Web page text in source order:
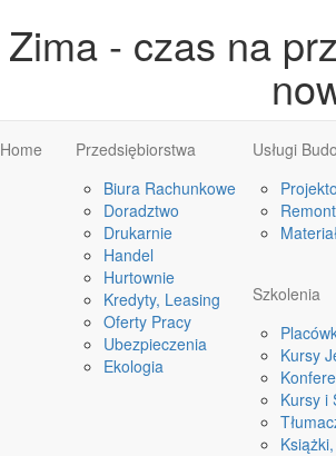
Zima - czas na
Home
Przedsiębiorstwa
Biura Rachunkowe
Doradztwo
Drukarnie
Handel
Hurtownie
Kredyty, Leasing
Oferty Pracy
Ubezpieczenia
Ekologia
Usługi
Szkolenia
Kursy
Kursy i